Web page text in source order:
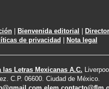
| Bienvenida editorial |
de privacidad | Nota legal
Letras Mexicanas A.C.
C.P. 06600. Ciudad de México.